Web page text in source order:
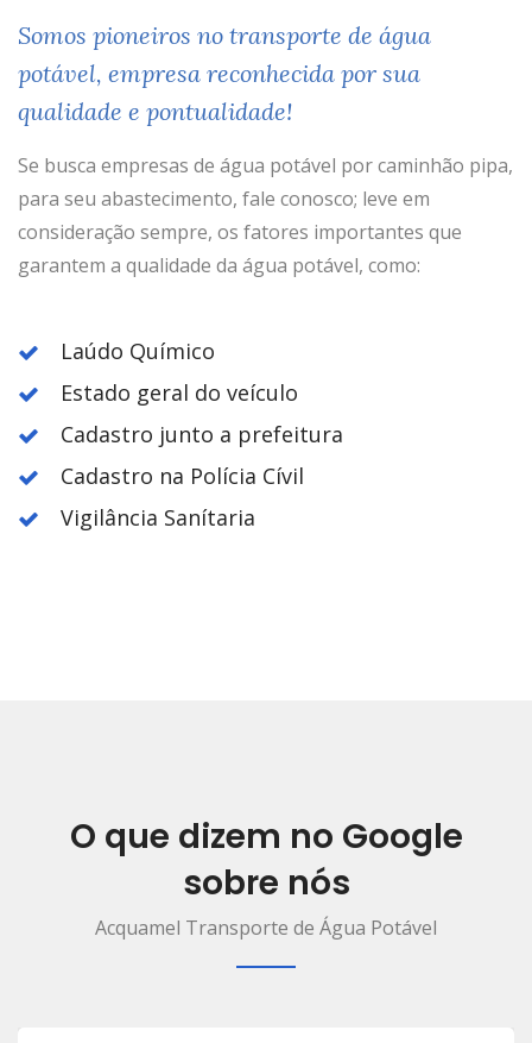
Somos pioneiros no transporte de água
potável, empresa reconhecida por sua
qualidade e pontualidade!
Se busca empresas de água potável por caminhão pipa,
para seu abastecimento, fale conosco; leve em
consideração sempre, os fatores importantes que
garantem a qualidade da água potável, como:
Laúdo Químico
Estado geral do veículo
Cadastro junto a prefeitura
Cadastro na Polícia Cívil
Vigilância Sanítaria
O que dizem no Google
sobre nós
Acquamel Transporte de Água Potável